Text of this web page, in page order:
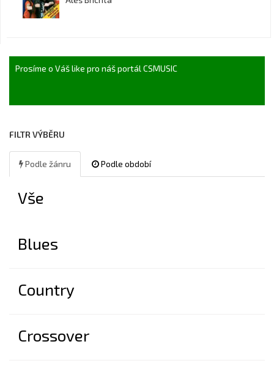
Prosíme o Váš like pro náš portál CSMUSIC
FILTR VÝBĚRU
Podle žánru Podle období
Vše
Blues
Country
Crossover